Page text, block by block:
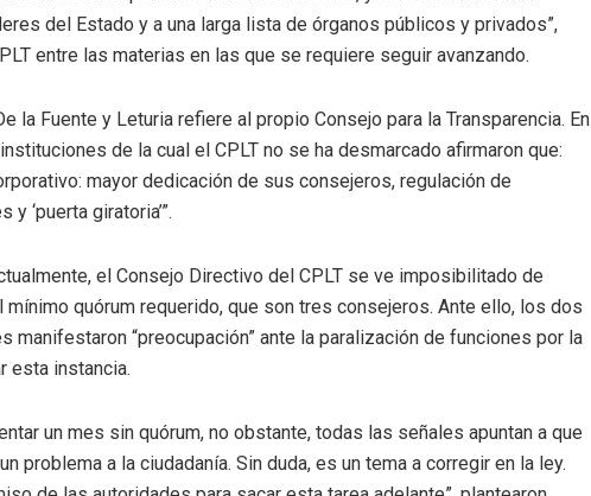
del Estado y a una larga lista de órganos públicos y privados”,
entre las materias en las que se requiere seguir avanzando.
la Fuente y Leturia refiere al propio Consejo para la Transparencia. En
de la cual el CPLT no se ha desmarcado afirmaron que:
mayor dedicación de sus consejeros, regulación de
‘puerta giratoria’”.
el Consejo Directivo del CPLT se ve imposibilitado de
mínimo quórum requerido, que son tres consejeros. Ante ello, los dos
manifestaron “preocupación” ante la paralización de funciones por la
esta instancia.
un mes sin quórum, no obstante, todas las señales apuntan a que
problema a la ciudadanía. Sin duda, es un tema a corregir en la ley.